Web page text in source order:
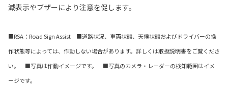
滅表示やブザーにより注意を促します。
■RSA：Road Sign Assist ■道路状況、車両状態、天候状態およびドライバーの操
作状態等によっては、作動しない場合があります。詳しくは取扱説明書をご覧くださ
い。 ■写真は作動イメージです。 ■写真のカメラ・レーダーの検知範囲はイメ
ージです。